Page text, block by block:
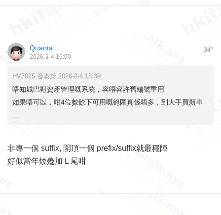
34#
Quanta
2026-2-4 16:00
HV7025 發表於 2026-2-4 15:39
唔知城巴對資產管理嘅系統，容唔容許舊編號重用
如果唔可以，咁4位數餘下可用嘅範圍真係唔多，到大手買新車
非專一個 suffix, 開頂一個 prefix/suffix就最穩陣
好似當年矮躉加 L 尾咁